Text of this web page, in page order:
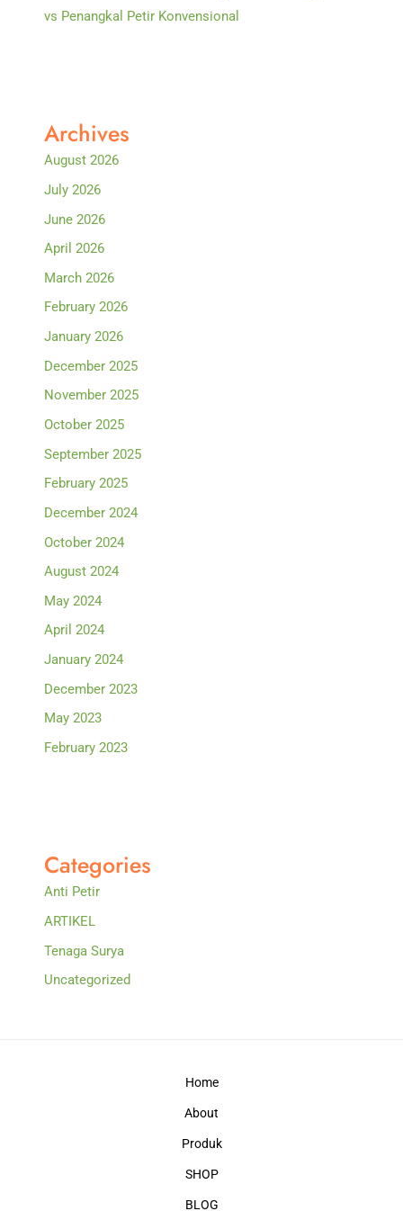
vs Penangkal Petir Konvensional
Archives
August 2026
July 2026
June 2026
April 2026
March 2026
February 2026
January 2026
December 2025
November 2025
October 2025
September 2025
February 2025
December 2024
October 2024
August 2024
May 2024
April 2024
January 2024
December 2023
May 2023
February 2023
Categories
Anti Petir
ARTIKEL
Tenaga Surya
Uncategorized
Home
About
Produk
SHOP
BLOG